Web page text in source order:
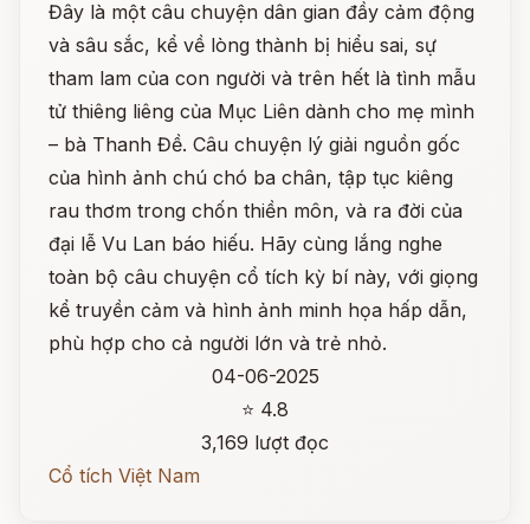
Đây là một câu chuyện dân gian đầy cảm động
và sâu sắc, kể về lòng thành bị hiểu sai, sự
tham lam của con người và trên hết là tình mẫu
tử thiêng liêng của Mục Liên dành cho mẹ mình
– bà Thanh Đề. Câu chuyện lý giải nguồn gốc
của hình ảnh chú chó ba chân, tập tục kiêng
rau thơm trong chốn thiền môn, và ra đời của
đại lễ Vu Lan báo hiếu. Hãy cùng lắng nghe
toàn bộ câu chuyện cổ tích kỳ bí này, với giọng
kể truyền cảm và hình ảnh minh họa hấp dẫn,
phù hợp cho cả người lớn và trẻ nhỏ.
04-06-2025
⭐ 4.8
3,169 lượt đọc
Cổ tích Việt Nam